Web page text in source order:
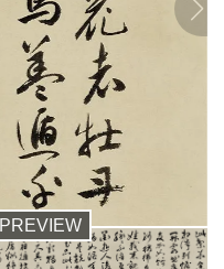
PREVIEW